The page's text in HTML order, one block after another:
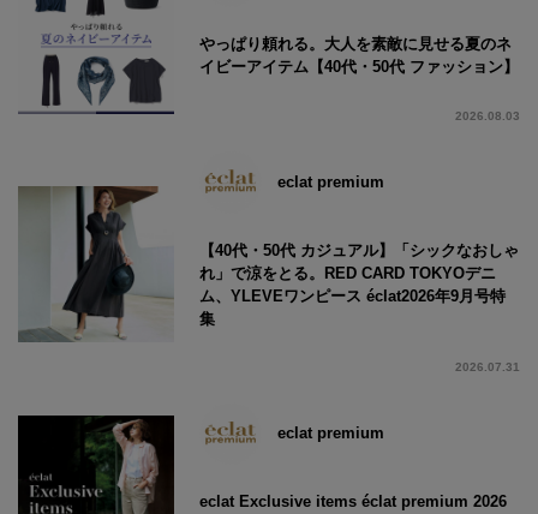
やっぱり頼れる。大人を素敵に見せる夏のネ
イビーアイテム【40代・50代 ファッション】
2026.08.03
eclat premium
【40代・50代 カジュアル】「シックなおしゃ
れ」で涼をとる。RED CARD TOKYOデニ
ム、YLEVEワンピース éclat2026年9月号特
集
2026.07.31
eclat premium
eclat Exclusive items éclat premium 2026